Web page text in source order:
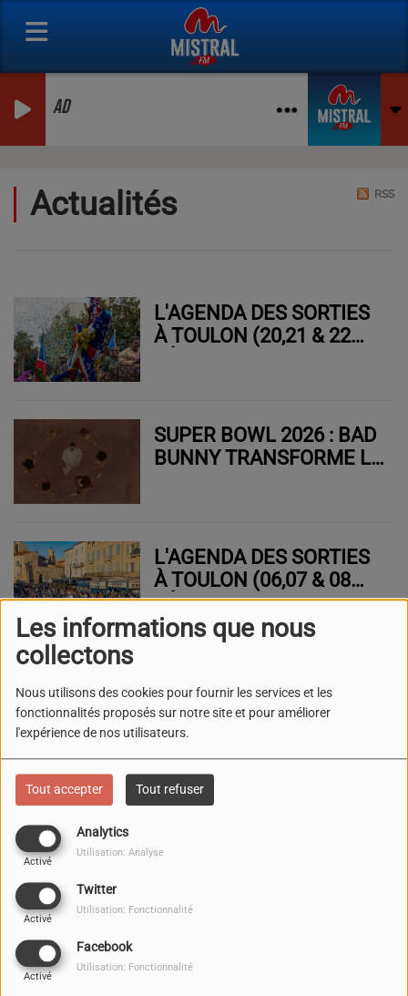
Les informations que nous
collectons
Nous utilisons des cookies pour fournir les services et les
fonctionnalités proposés sur notre site et pour améliorer
l'expérience de nos utilisateurs.
Tout accepter Tout refuser
Analytics
Activé
Utilisation: Analyse
Twitter
Activé
Utilisation: Fonctionnalité
Facebook
Activé
Utilisation: Fonctionnalité
AD
Actualités RSS
L'AGENDA DES SORTIES
À TOULON (20,21 & 22
SUPER BOWL 2026 : BAD
BUNNY TRANSFORME LA
L'AGENDA DES SORTIES
À TOULON (06,07 & 08
FÉVRIER)
À TOULON (30,31
JANVIER &01 FÉVRIER
L'AGENDA DES SORTIES
JANVIER 2025)
JANVIER 2025)